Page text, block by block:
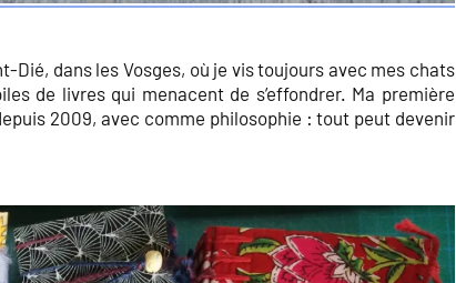
Dié, dans les Vosges, où je vis toujours avec mes chats
de livres qui menacent de s’effondrer. Ma première
2009, avec comme philosophie : tout peut devenir